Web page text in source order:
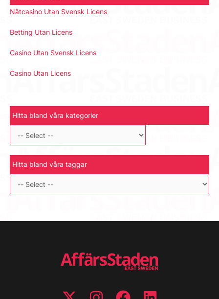
Nätcasino Utan Svensk Licens
Betting Utan Licens
Casino Utan Svensk Licens
Casino Utan Licens
Hitta bland våra kategorier
Hitta bland våra taggar